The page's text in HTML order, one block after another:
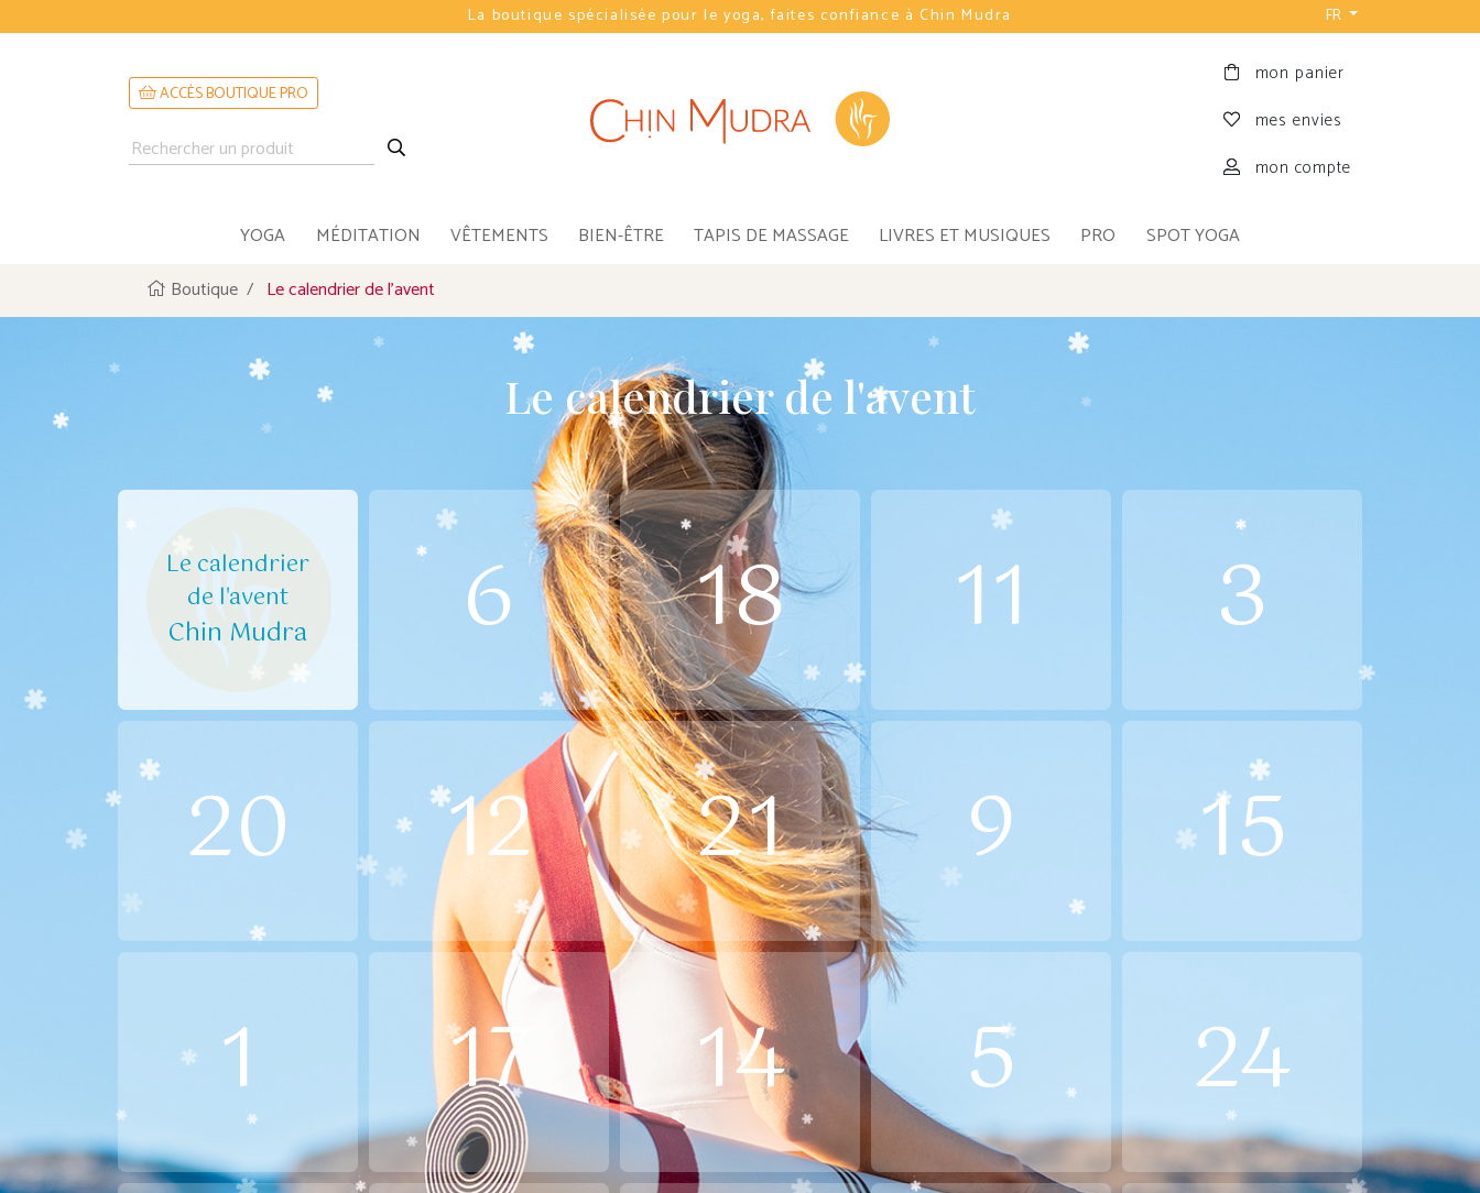
La boutique spécialisée pour le yoga, faites confiance à Chin Mudra FR
ACCÈS BOUTIQUE PRO
mon panier
mes envies
mon compte
YOGA MÉDITATION VÊTEMENTS BIEN-ÊTRE TAPIS DE MASSAGE LIVRES ET MUSIQUES PRO
SPOT YOGA
Boutique
Le calendrier de l'avent
Le calendrier de l'avent
Le calendrier
de l'avent
Chin Mudra 6 18 11
3
20
12 21 9
15
1
17 14 5
24